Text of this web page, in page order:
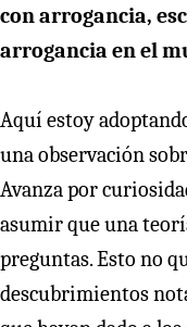
con arrogancia,
arrogancia en el
Aquí estoy
una observación
Avanza por
asumir que una
preguntas. Esto no
descubrimientos